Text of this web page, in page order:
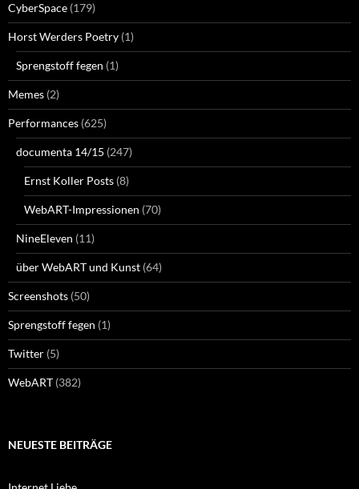
CyberSpace (179)
Horst Werders Poetry (1)
Sprengstoff fegen (1)
Memes (2)
Performances (625)
documenta 14/15 (247)
Ernst Koller Posts (8)
WebART-Impressionen (70)
NineEleven (11)
über WebART und Kunst (64)
Screenshots (50)
Sprengstoff fegen (1)
Twitter (5)
WebART (382)
NEUESTE BEITRÄGE